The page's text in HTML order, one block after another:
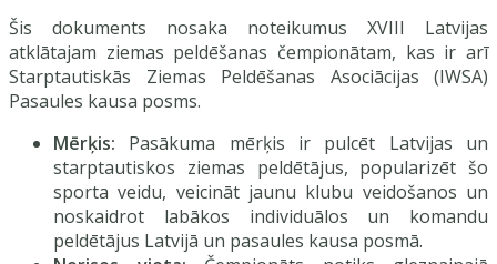
Šis dokuments nosaka noteikumus XVIII Latvijas
atklātajam ziemas peldēšanas čempionātam, kas ir arī
Starptautiskās Ziemas Peldēšanas Asociācijas (IWSA)
Pasaules kausa posms.
Mērķis: Pasākuma mērķis ir pulcēt Latvijas un
starptautiskos ziemas peldētājus, popularizēt šo
sporta veidu, veicināt jaunu klubu veidošanos un
noskaidrot labākos individuālos un komandu
peldētājus Latvijā un pasaules kausa posmā.